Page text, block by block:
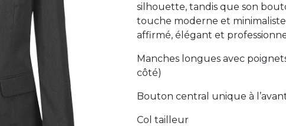
silhouette, tandis que son
touche moderne et
affirmé, élégant et
Manches longues avec
côté)
Bouton central unique à
Col tailleur